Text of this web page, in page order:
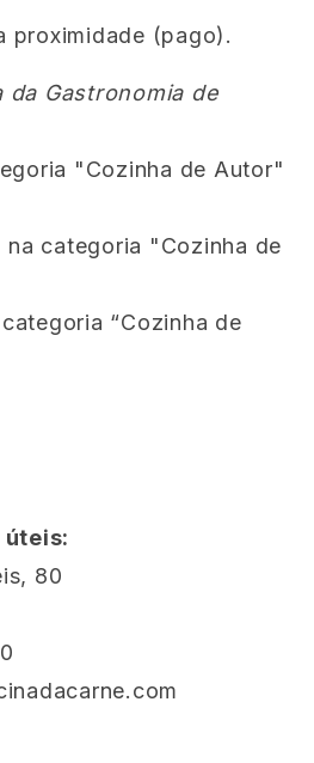
proximidade (pago).
da Gastronomia de
"Cozinha de Autor"
categoria "Cozinha de
“Cozinha de
úteis:
80